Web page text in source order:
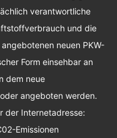
verantwortliche
und die
neuen PKW-
Form einsehbar an
dem neue
angeboten werden.
der Internetadresse:
Emissionen